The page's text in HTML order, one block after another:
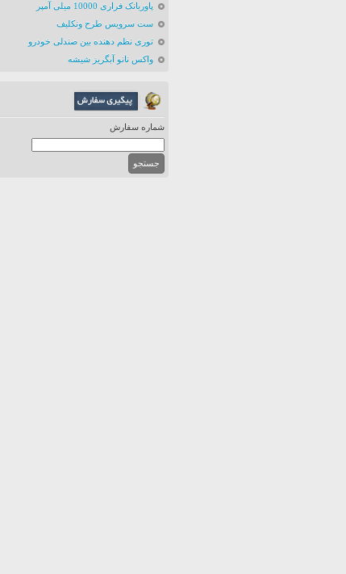
پاوربانک فراری 10000 میلی آمپر
ست سرویس طرح ونکلیف
توری نظم دهنده بین صندلی خودرو
واکس نانو آبگریز شیشه
شماره سفارش